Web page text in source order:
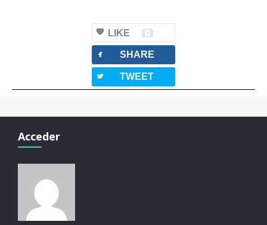
LIKE 0
facebook SHARE
twitterbird TWEET
Acceder